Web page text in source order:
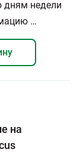
дням недели
…
на